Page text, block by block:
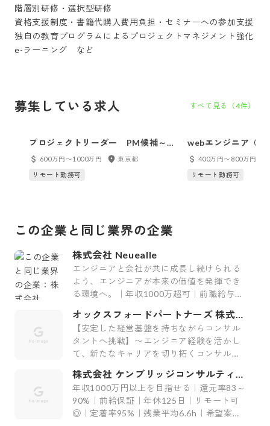
階層別研修・選択型研修
資格支援制度・書籍代購入費用負担・セミナーへの参加支援
独自の教育プログラムによるプロジェクトマネジメント強化
募集している求人 すべて見る（4件）
プロジェクトリーダー PM候補～上
流工程から一気通貫のプライム案件
プロジェクトに参画～プロジェクト
600万円〜1000万円
東京都
リモート勤務可
webエンジニア（フ
ックエンド）※転
自社内開発
400万円〜800万円
リモート勤務可
この企業と同じ業界の企業
株式会社 Neuealle
エンジニアと会社が共に成長し続けられる
よう、エンジニアが本来の価値を発揮でき
る環境へ。｜年収1000万超可｜前職給与保
オックスフォードパートナーズ 株式会
社
【安定した経営基盤を持ちながらコンサル
タントへ挑戦】〜エンジニア経験を活かし
て、新たなキャリアを切り拓くコンサルテ
株式会社 ケンブリッジコンサルティン
グ
年収1000万円以上を目指せる｜還元率83～
90%｜前給保証｜年休125日｜リモート可
◎｜定着率95%｜残業平均6.6h｜希望案件